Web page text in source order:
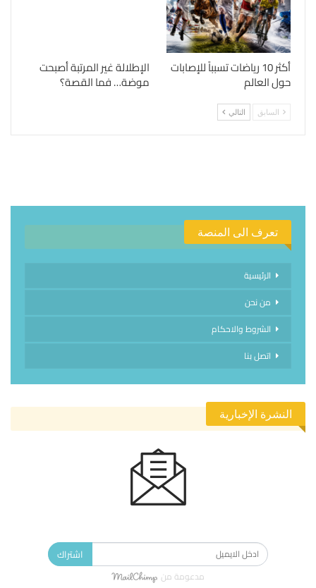
أكثر 10 رياضات تسبباً للإصابات
حول العالم
الإطلالة غير المرتبة أصبحت
موضة… فما القصة؟
السابق التالي
تعرف الى المنصة
الرئيسية
من نحن
الشروط والاحكام
اتصل بنا
النشرة الإخبارية
اشتراك
مدعومة من